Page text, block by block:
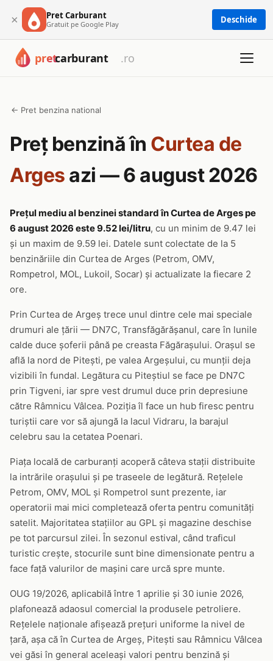
× Pret Carburant
Gratuit pe Google Play Deschide
← Pret benzina national
Preț benzină în Curtea de
Arges azi — 6 august 2026
Prețul mediu al benzinei standard în Curtea de Arges pe
6 august 2026 este 9.52 lei/litru, cu un minim de 9.47 lei
și un maxim de 9.59 lei. Datele sunt colectate de la 5
benzinăriile din Curtea de Arges (Petrom, OMV,
Rompetrol, MOL, Lukoil, Socar) și actualizate la fiecare 2
ore.
Prin Curtea de Argeș trece unul dintre cele mai speciale
drumuri ale țării — DN7C, Transfăgărășanul, care în lunile
calde duce șoferii până pe creasta Făgărașului. Orașul se
află la nord de Pitești, pe valea Argeșului, cu munții deja
vizibili în fundal. Legătura cu Piteștiul se face pe DN7C
prin Tigveni, iar spre vest drumul duce prin depresiune
către Râmnicu Vâlcea. Poziția îl face un hub firesc pentru
turiștii care vor să ajungă la lacul Vidraru, la barajul
celebru sau la cetatea Poenari.
Piața locală de carburanți acoperă câteva stații distribuite
la intrările orașului și pe traseele de legătură. Rețelele
Petrom, OMV, MOL și Rompetrol sunt prezente, iar
operatorii mai mici completează oferta pentru comunități
satelit. Majoritatea stațiilor au GPL și magazine deschise
pe tot parcursul zilei. În sezonul estival, când traficul
turistic crește, stocurile sunt bine dimensionate pentru a
face față valurilor de mașini care urcă spre munte.
OUG 19/2026, aplicabilă între 1 aprilie și 30 iunie 2026,
plafonează adaosul comercial la produsele petroliere.
Rețelele naționale afișează prețuri uniforme la nivel de
țară, așa că în Curtea de Argeș, Pitești sau Râmnicu Vâlcea
vei găsi în general aceleași valori pentru benzină și